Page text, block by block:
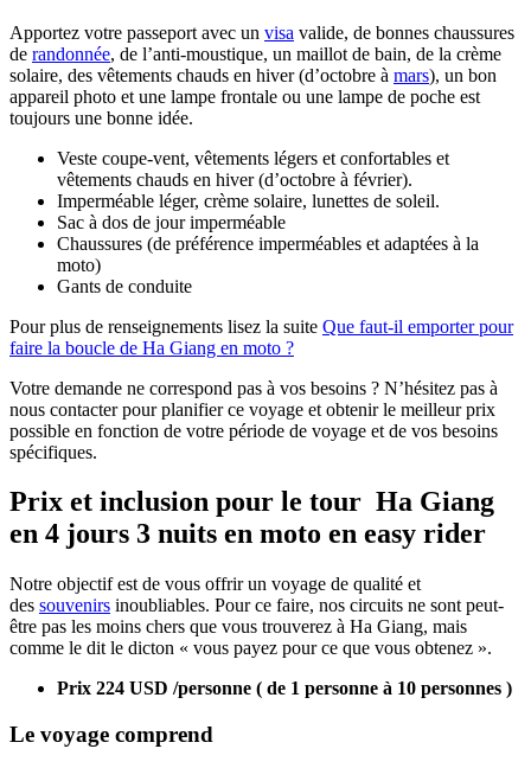
Apportez votre passeport avec un visa valide, de bonnes chaussures
de randonnée, de l’anti-moustique, un maillot de bain, de la crème
solaire, des vêtements chauds en hiver (d’octobre à mars), un bon
appareil photo et une lampe frontale ou une lampe de poche est
toujours une bonne idée.
Veste coupe-vent, vêtements légers et confortables et
vêtements chauds en hiver (d’octobre à février).
Imperméable léger, crème solaire, lunettes de soleil.
Sac à dos de jour imperméable
Chaussures (de préférence imperméables et adaptées à la
moto)
Gants de conduite
Pour plus de renseignements lisez la suite Que faut-il emporter pour
faire la boucle de Ha Giang en moto ?
Votre demande ne correspond pas à vos besoins ? N’hésitez pas à
nous contacter pour planifier ce voyage et obtenir le meilleur prix
possible en fonction de votre période de voyage et de vos besoins
spécifiques.
Prix et inclusion pour le tour Ha Giang
en 4 jours 3 nuits en moto en easy rider
Notre objectif est de vous offrir un voyage de qualité et
des souvenirs inoubliables. Pour ce faire, nos circuits ne sont peut-
être pas les moins chers que vous trouverez à Ha Giang, mais
comme le dit le dicton « vous payez pour ce que vous obtenez ».
Prix 224 USD /personne ( de 1 personne à 10 personnes )
Le voyage comprend